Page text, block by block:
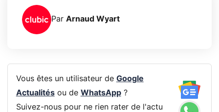
Par Arnaud Wyart
Vous êtes un utilisateur de Google
Actualitésou de WhatsApp?
Suivez-nous pour ne rien rater de l'actu